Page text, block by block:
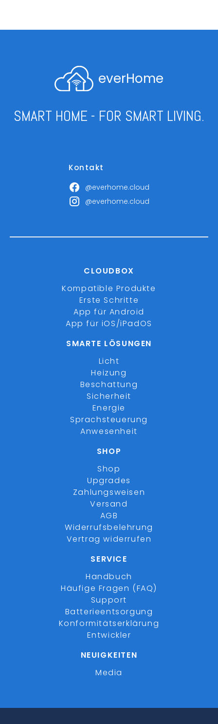
everHome
SMART HOME - FOR SMART LIVING.
Kontakt
@everhome.cloud
@everhome.cloud
CLOUDBOX
Kompatible Produkte
Erste Schritte
App für Android
App für iOS/iPadOS
SMARTE LÖSUNGEN
Licht
Heizung
Beschattung
Sicherheit
Energie
Sprachsteuerung
Anwesenheit
SHOP
Shop
Upgrades
Zahlungsweisen
Versand
AGB
Widerrufsbelehrung
Vertrag widerrufen
SERVICE
Handbuch
Häufige Fragen (FAQ)
Support
Batterieentsorgung
Konformitätserklärung
Entwickler
NEUIGKEITEN
Media